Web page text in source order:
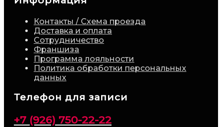
Контакты / Схема проезда
Доставка и оплата
Сотрудничество
Франшиза
Программа лояльности
Политика обработки персональных
данных
Телефон для записи
+7 (926) 750-22-22